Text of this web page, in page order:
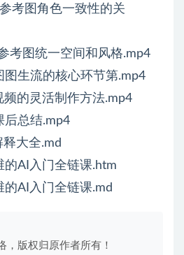
考图角色一致性的关
考图统一空间和风格.mp4
生流的核心环节第.mp4
的灵活制作方法.mp4
后总结.mp4
大全.md
AI入门全链课.htm
AI入门全链课.md
，版权归原作者所有！